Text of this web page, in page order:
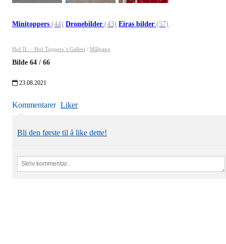
Minitoppers (44) Dronebilder (43) Eiras bilder (57)
Hof IL – Hof Toppers 's Galleri / Målgang
Bilde 64 / 66
23.08.2021
Kommentarer Liker
Bli den første til å like dette!